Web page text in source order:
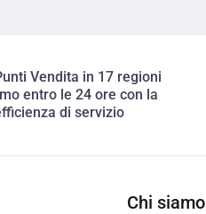
Vendita in 17 regioni
entro le 24 ore con la
di servizio
Chi siamo